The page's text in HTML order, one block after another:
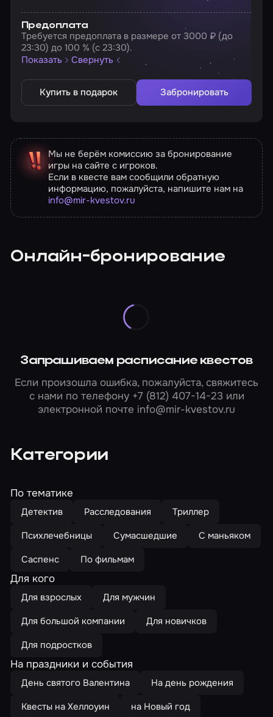
Предоплата
Требуется предоплата в размере от 3000 ₽ (до
23:30) до 100 % (с 23:30).
Показать
Свернуть
Купить в подарок Забронировать
Мы не берём комиссию за бронирование
игры на сайте с игроков.
Если в квесте вам сообщили обратную
информацию, пожалуйста, напишите нам на
info@mir-kvestov.ru
Онлайн-бронирование
Запрашиваем расписание квестов
Если произошла ошибка, пожалуйста, свяжитесь
с нами по телефону +7 (812) 407-14-23или
электронной почте info@mir-kvestov.ru
Категории
По тематике
Детектив Расследования
Триллер
Психлечебницы
Сумасшедшие
С маньяком
Саспенс
По фильмам
Для кого
Для взрослых
Для мужчин
Для большой компании
Для новичков
Для подростков
На праздники и события
День святого Валентина
На день рождения
Квесты на Хеллоуин
на Новый год